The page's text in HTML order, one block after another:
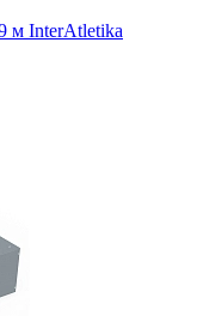
м InterAtletika